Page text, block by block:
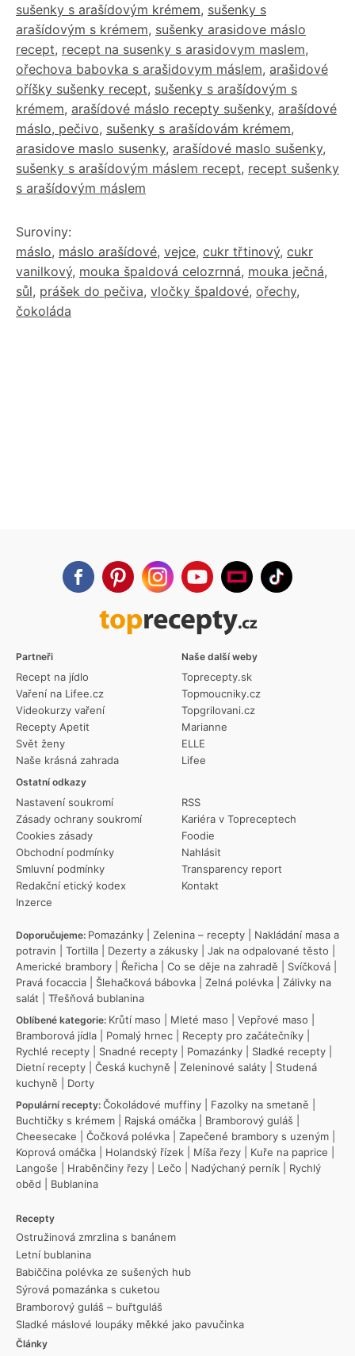
sušenky s arašídovým krémem, sušenky s
arašídovým s krémem, sušenky arasidove máslo
recept, recept na susenky s arasidovym maslem,
ořechova babovka s arašidovym máslem, arašidové
oříšky sušenky recept, sušenky s arašídovým s
krémem, arašídové máslo recepty sušenky, arašídové
máslo, pečivo, sušenky s arašídovám krémem,
arasidove maslo susenky, arašídové maslo sušenky,
sušenky s arašídovým máslem recept, recept sušenky
s arašídovým máslem
Suroviny:
máslo, máslo arašídové, vejce, cukr třtinový, cukr
vanilkový, mouka špaldová celozrnná, mouka ječná,
sůl, prášek do pečiva, vločky špaldové, ořechy,
čokoláda
Partneři
Recept na jídlo
Vaření na Lifee.cz
Videokurzy vaření
Recepty Apetit
Svět ženy
Naše krásná zahrada
Ostatní odkazy
Nastavení soukromí
Zásady ochrany soukromí
Cookies zásady
Obchodní podmínky
Smluvní podmínky
Redakční etický kodex
Inzerce
RSS
Kariéra v Topreceptech
Foodie
Nahlásit
Transparency report
Kontakt
Naše další weby
Toprecepty.sk
Topmoucniky.cz
Topgrilovani.cz
Marianne
ELLE
Lifee
Doporučujeme: Pomazánky Zelenina – recepty
Nakládání masa a
potravin
Tortilla Dezerty a zákusky Jak na odpalované těsto
Americké brambory
Řeřicha Co se děje na zahradě Svíčková
Pravá focaccia
Šlehačková bábovka Zelná polévka
Zálivky na
salát
Třešňová bublanina
Oblíbené kategorie: Krůtí maso Mleté maso Vepřové maso
Bramborová jídla
Pomalý hrnec Recepty pro začátečníky
Rychlé recepty
Snadné recepty Pomazánky Sladké recepty
Dietní recepty
Česká kuchyně Zeleninové saláty
Studená
kuchyně
Dorty
Populární recepty: Čokoládové muffiny Fazolky na smetaně
Buchtičky s krémem
Rajská omáčka Bramborový guláš
Cheesecake
Čočková polévka Zapečené brambory s uzeným
Koprová omáčka
Holandský řízek Míša řezy Kuře na paprice
Langoše
Hraběnčiny řezy Lečo Nadýchaný perník
Rychlý
oběd
Bublanina
Recepty
Ostružinová zmrzlina s banánem
Letní bublanina
Babiččina polévka ze sušených hub
Sýrová pomazánka s cuketou
Bramborový guláš – buřtguláš
Sladké máslové loupáky měkké jako pavučinka
Články